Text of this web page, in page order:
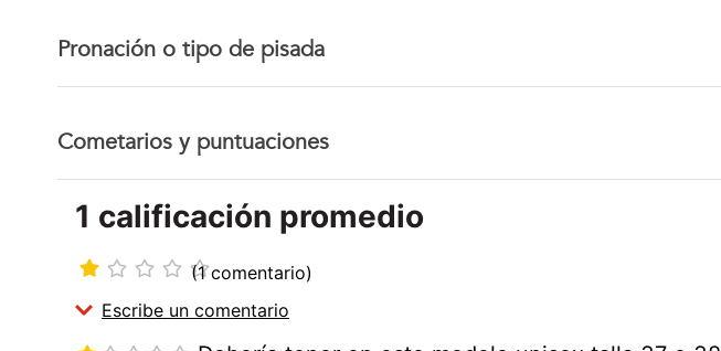
Pronación o tipo de pisada
Cometarios y puntuaciones
★ ☆ ☆ ☆ ☆
1 calificación promedio
(1 comentario)
Escribe un comentario